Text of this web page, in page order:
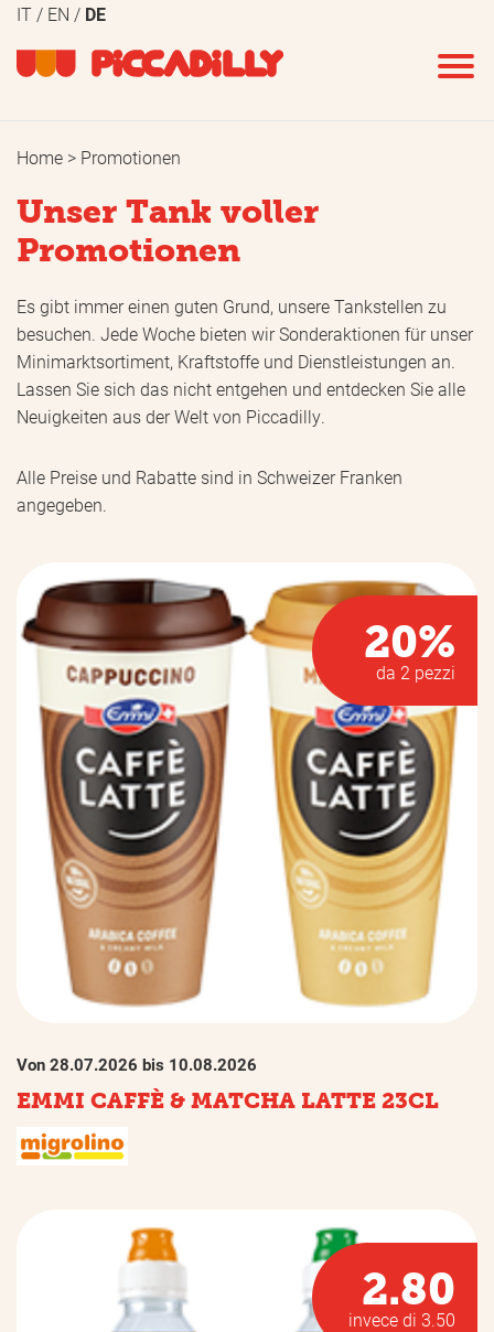
IT EN DE
Home Promotionen
Unser Tank voller
Promotionen
Es gibt immer einen guten Grund, unsere Tankstellen zu
besuchen. Jede Woche bieten wir Sonderaktionen für unser
Minimarktsortiment, Kraftstoffe und Dienstleistungen an.
Lassen Sie sich das nicht entgehen und entdecken Sie alle
Neuigkeiten aus der Welt von Piccadilly.
Alle Preise und Rabatte sind in Schweizer Franken
angegeben.
20%
da 2 pezzi
Von 28.07.2026 bis 10.08.2026
EMMI CAFFÈ & MATCHA LATTE 23CL
2.80
invece di 3.50